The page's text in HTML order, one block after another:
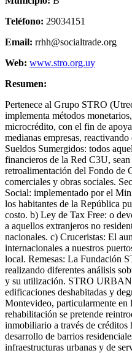
Teléfono: 29034151
Email: rrhh@socialtrade.org
Web: www.stro.org.uy
Resumen:
Pertenece al Grupo STRO
implementa métodos
microcrédito, con el fin de
medianas empresas,
Sueldos Sumergidos: todos
financieros de la Red C3U,
retroalimentación del Fondo de
comerciales y obras sociales.
Social: implementado por el
los habitantes de la República
costo. b) Ley de Tax Free: o
a aquellos extranjeros no
nacionales. c) Cruceristas: El
internacionales a nuestros
local. Remesas: La Fundación
realizando diferentes análisis
y su utilización. STRO
edificaciones deshabitadas y
Montevideo, particularmente
rehabilitación se pretende
inmobiliario a través de créditos
desarrollo de barrios
infraestructuras urbanas y de